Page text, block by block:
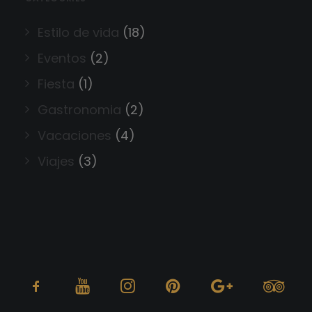
Estilo de vida (18)
Eventos (2)
Fiesta (1)
Gastronomia (2)
Vacaciones (4)
Viajes (3)